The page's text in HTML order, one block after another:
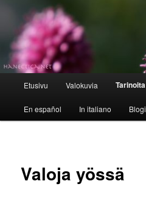
Etusivu Valokuvia Tarinoita
En español In italiano Blogi
Valoja yössä